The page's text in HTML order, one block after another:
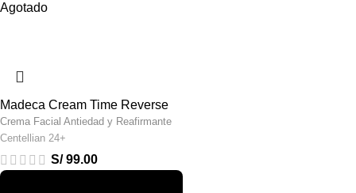
Agotado
Madeca Cream Time Reverse
Crema Facial Antiedad y Reafirmante
Centellian 24+
S/99.00